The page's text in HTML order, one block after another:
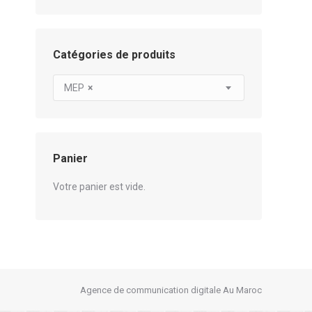
Catégories de produits
×
MEP
Panier
Votre panier est vide.
Agence de communication digitale Au Maroc